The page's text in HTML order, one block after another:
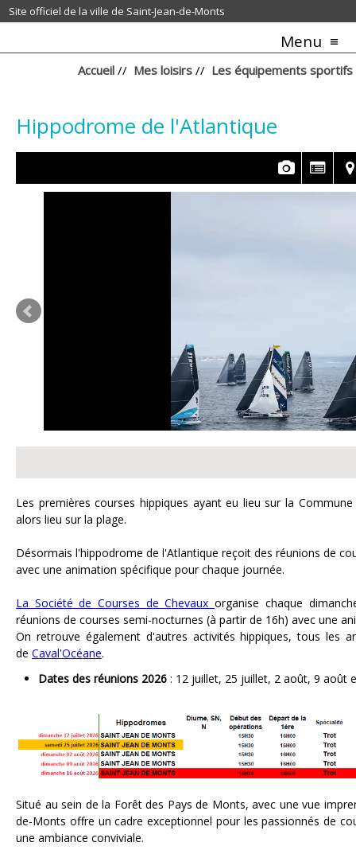
Site officiel de la ville de Saint-Jean-de-Monts
Menu
Accueil // Mes loisirs // Les équipements
Hippodrome de l'Atlantique
Les premières courses hippiques ayant eu lieu sur la
alors lieu sur la plage.
Désormais l'hippodrome de l'Atlantique reçoit des réunions de
avec une animation spécifique pour chaque journée.
La Société de Courses de Chevauxorganise chaque
réunions de courses semi-nocturnes (à partir de 16h) avec une
On retrouve également d'autres activités hippiques, tous les
de Caval'Océane.
Dates des réunions 2026 : 12 juillet, 25 juillet, 2 août, 9 août
Situé au sein de la Forêt des Pays de Monts, avec une vue
de-Monts offre un cadre exceptionnel pour les passionnés de
une ambiance conviviale.